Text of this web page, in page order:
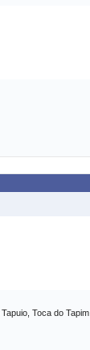
Toca do Tapim